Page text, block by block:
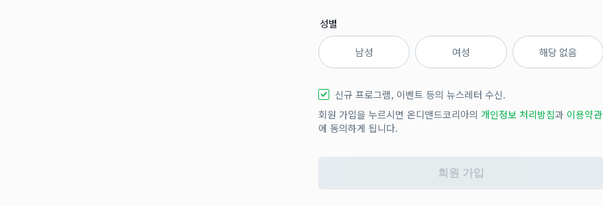
성별
남성 여성 해당 없음
신규 프로그램, 이벤트 등의 뉴스레터 수신.
회원 가입을 누르시면 온디맨드코리아의 개인정보 처리방침과 이용약관
에 동의하게 됩니다.
회원 가입